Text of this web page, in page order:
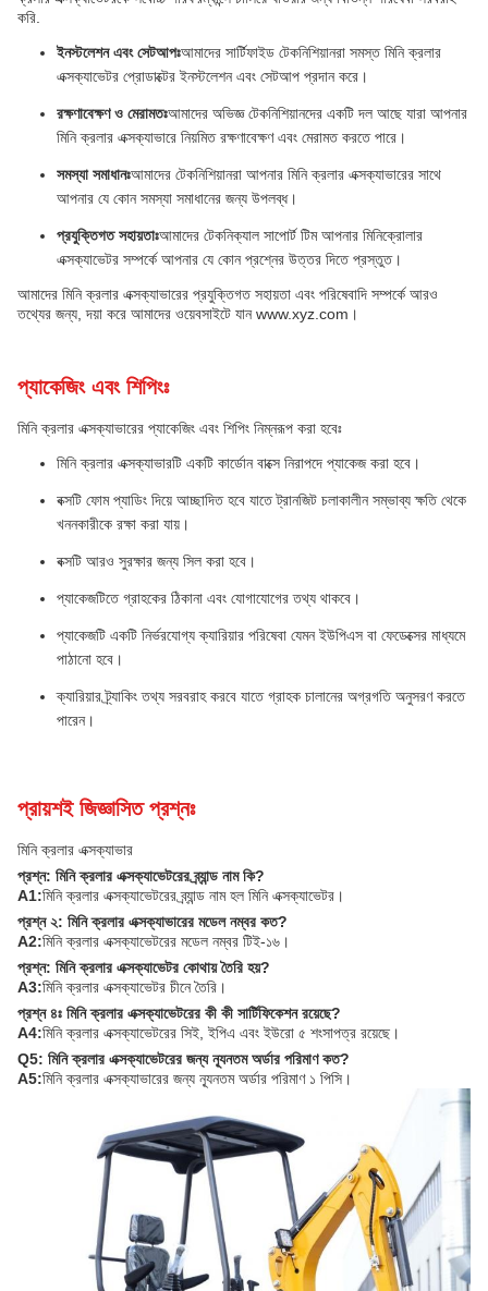
করি.
ইনস্টলেশন এবং সেটআপঃআমাদের সার্টিফাইড টেকনিশিয়ানরা সমস্ত মিনি ক্রলার
এক্সক্যাভেটর প্রোডাক্টের ইনস্টলেশন এবং সেটআপ প্রদান করে।
রক্ষণাবেক্ষণ ও মেরামতঃআমাদের অভিজ্ঞ টেকনিশিয়ানদের একটি দল আছে যারা আপনার
মিনি ক্রলার এক্সক্যাভারে নিয়মিত রক্ষণাবেক্ষণ এবং মেরামত করতে পারে।
সমস্যা সমাধানঃআমাদের টেকনিশিয়ানরা আপনার মিনি ক্রলার এক্সক্যাভারের সাথে
আপনার যে কোন সমস্যা সমাধানের জন্য উপলব্ধ।
প্রযুক্তিগত সহায়তাঃআমাদের টেকনিক্যাল সাপোর্ট টিম আপনার মিনিক্রোলার
এক্সক্যাভেটর সম্পর্কে আপনার যে কোন প্রশ্নের উত্তর দিতে প্রস্তুত।
আমাদের মিনি ক্রলার এক্সক্যাভারের প্রযুক্তিগত সহায়তা এবং পরিষেবাদি সম্পর্কে আরও
তথ্যের জন্য, দয়া করে আমাদের ওয়েবসাইটে যান www.xyz.com।
প্যাকেজিং এবং শিপিংঃ
মিনি ক্রলার এক্সক্যাভারের প্যাকেজিং এবং শিপিং নিম্নরূপ করা হবেঃ
মিনি ক্রলার এক্সক্যাভারটি একটি কার্ডোন বাক্সে নিরাপদে প্যাকেজ করা হবে।
বক্সটি ফোম প্যাডিং দিয়ে আচ্ছাদিত হবে যাতে ট্রানজিট চলাকালীন সম্ভাব্য ক্ষতি থেকে
খননকারীকে রক্ষা করা যায়।
বক্সটি আরও সুরক্ষার জন্য সিল করা হবে।
প্যাকেজটিতে গ্রাহকের ঠিকানা এবং যোগাযোগের তথ্য থাকবে।
প্যাকেজটি একটি নির্ভরযোগ্য ক্যারিয়ার পরিষেবা যেমন ইউপিএস বা ফেডেক্সের মাধ্যমে
পাঠানো হবে।
ক্যারিয়ার ট্র্যাকিং তথ্য সরবরাহ করবে যাতে গ্রাহক চালানের অগ্রগতি অনুসরণ করতে
পারেন।
প্রায়শই জিজ্ঞাসিত প্রশ্নঃ
মিনি ক্রলার এক্সক্যাভার
প্রশ্ন: মিনি ক্রলার এক্সক্যাভেটরের ব্র্যান্ড নাম কি?
A1:মিনি ক্রলার এক্সক্যাভেটরের ব্র্যান্ড নাম হল মিনি এক্সক্যাভেটর।
প্রশ্ন ২: মিনি ক্রলার এক্সক্যাভারের মডেল নম্বর কত?
A2:মিনি ক্রলার এক্সক্যাভেটরের মডেল নম্বর টিই-১৬।
প্রশ্ন: মিনি ক্রলার এক্সক্যাভেটর কোথায় তৈরি হয়?
A3:মিনি ক্রলার এক্সক্যাভেটর চীনে তৈরি।
প্রশ্ন ৪ঃ মিনি ক্রলার এক্সক্যাভেটরের কী কী সার্টিফিকেশন রয়েছে?
A4:মিনি ক্রলার এক্সক্যাভেটরের সিই, ইপিএ এবং ইউরো ৫ শংসাপত্র রয়েছে।
Q5: মিনি ক্রলার এক্সক্যাভেটরের জন্য ন্যূনতম অর্ডার পরিমাণ কত?
A5:মিনি ক্রলার এক্সক্যাভারের জন্য ন্যূনতম অর্ডার পরিমাণ ১ পিসি।